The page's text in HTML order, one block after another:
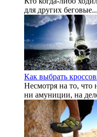
для других беговые...
Как выбрать
Несмотря на то, что
ни амуниции, на